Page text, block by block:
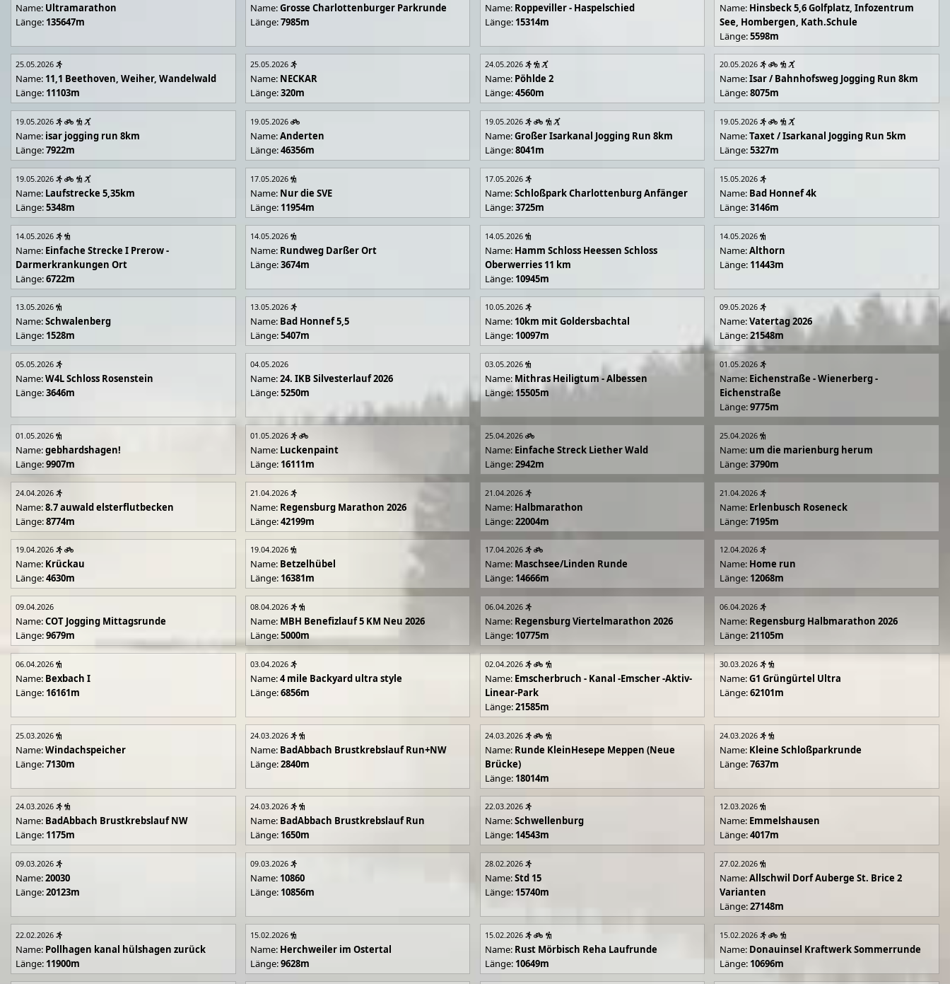
Name: Ultramarathon
Länge: 135647m
Name:Grosse Charlottenburger Parkrunde
Länge:7985m
Name: Roppeviller - Haspelschied
Länge: 15314m
Name: Hinsbeck 5,6 Golfplatz, Infozentrum
See, Hombergen, Kath.Schule
Länge:5598m
25.05.2026
Name: 11,1 Beethoven, Weiher, Wandelwald
Länge: 11103m
25.05.2026
Name: NECKAR
Länge:320m
24.05.2026
Name: Pöhlde 2
Länge:4560m
20.05.2026
Name:Isar / Bahnhofsweg Jogging Run 8km
Länge:8075m
19.05.2026
Name: isar jogging run 8km
Länge:7922m
19.05.2026
Name:Anderten
Länge:46356m
19.05.2026
Name:Großer Isarkanal Jogging Run 8km
Länge:8041m
19.05.2026
Name:Taxet / Isarkanal Jogging Run 5km
Länge:5327m
19.05.2026
Name: Laufstrecke 5,35km
Länge:5348m
17.05.2026
Name: Nur die SVE
Länge: 11954m
17.05.2026
Name:Schloßpark Charlottenburg Anfänger
Länge:3725m
15.05.2026
Name: Bad Honnef 4k
Länge:3146m
14.05.2026
Name: Einfache Strecke I Prerow -
Darmerkrankungen Ort
Länge:6722m
14.05.2026
Name: Rundweg Darßer Ort
Länge:3674m
14.05.2026
Name: Hamm Schloss Heessen Schloss
Oberwerries 11 km
Länge: 10945m
14.05.2026
Name:Althorn
Länge: 11443m
13.05.2026
Name:Schwalenberg
Länge: 1528m
13.05.2026
Name: Bad Honnef 5,5
Länge:5407m
10.05.2026
Name: 10km mit Goldersbachtal
Länge: 10097m
09.05.2026
Name:Vatertag 2026
Länge:21548m
05.05.2026
Name:W4L Schloss Rosenstein
Länge:3646m
04.05.2026
Name:24. IKB Silvesterlauf 2026
Länge:5250m
03.05.2026
Name: Mithras Heiligtum - Albessen
Länge:15505m
01.05.2026
Name: Eichenstraße - Wienerberg -
Eichenstraße
Länge:9775m
01.05.2026
Name:gebhardshagen!
Länge:9907m
01.05.2026
Name: Luckenpaint
Länge: 16111m
25.04.2026
Name: Einfache Streck Liether Wald
Länge:2942m
25.04.2026
Name: um die marienburg herum
Länge:3790m
24.04.2026
Name:8.7 auwald elsterflutbecken
Länge:8774m
21.04.2026
Name: Regensburg Marathon 2026
Länge:42199m
21.04.2026
Name: Halbmarathon
Länge:22004m
21.04.2026
Name: Erlenbusch Roseneck
Länge:7195m
19.04.2026
Name: Krückau
Länge:4630m
19.04.2026
Name: Betzelhübel
Länge: 16381m
17.04.2026
Name: Maschsee/Linden Runde
Länge: 14666m
12.04.2026
Name: Home run
Länge: 12068m
09.04.2026
Name:COT Jogging Mittagsrunde
Länge:9679m
08.04.2026
Name: MBH Benefizlauf 5 KM Neu 2026
Länge:5000m
06.04.2026
Name: Regensburg Viertelmarathon 2026
Länge: 10775m
06.04.2026
Name: Regensburg Halbmarathon 2026
Länge:21105m
06.04.2026
Name: Bexbach I
Länge: 16161m
03.04.2026
Name:4 mile Backyard ultra style
Länge:6856m
02.04.2026
Name: Emscherbruch - Kanal -Emscher -Aktiv-
Linear-Park
Länge:21585m
30.03.2026
Name:G1 Grüngürtel Ultra
Länge:62101m
25.03.2026
Name:Windachspeicher
Länge:7130m
24.03.2026
Name: BadAbbach Brustkrebslauf Run+NW
Länge:2840m
24.03.2026
Name: Runde KleinHesepe Meppen (Neue
Brücke)
Länge: 18014m
24.03.2026
Name: Kleine Schloßparkrunde
Länge:7637m
24.03.2026
Name: BadAbbach Brustkrebslauf NW
Länge: 1175m
24.03.2026
Name: BadAbbach Brustkrebslauf Run
Länge: 1650m
22.03.2026
Name:Schwellenburg
Länge: 14543m
12.03.2026
Name: Emmelshausen
Länge:4017m
09.03.2026
Name:20030
Länge:20123m
09.03.2026
Name: 10860
Länge: 10856m
28.02.2026
Name:Std 15
Länge: 15740m
27.02.2026
Name:Allschwil Dorf Auberge St. Brice 2
Varianten
Länge:27148m
22.02.2026
Name: Pollhagen kanal hülshagen zurück
Länge: 11900m
15.02.2026
Name: Herchweiler im Ostertal
Länge:9628m
15.02.2026
Name: Rust Mörbisch Reha Laufrunde
Länge: 10649m
15.02.2026
Name: Donauinsel Kraftwerk Sommerrunde
Länge: 10696m